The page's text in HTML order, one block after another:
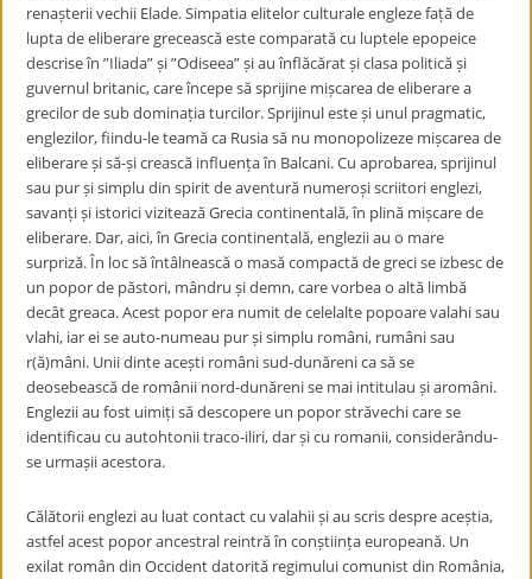
renașterii vechii Elade. Simpatia elitelor culturale engleze față de
lupta de eliberare grecească este comparată cu luptele epopeice
descrise în ”Iliada” și ”Odiseea” și au înflăcărat și clasa politică și
guvernul britanic, care începe să sprijine mișcarea de eliberare a
grecilor de sub dominația turcilor. Sprijinul este și unul pragmatic,
englezilor, fiindu-le teamă ca Rusia să nu monopolizeze mișcarea de
eliberare și să-și crească influența în Balcani. Cu aprobarea, sprijinul
sau pur și simplu din spirit de aventură numeroși scriitori englezi,
savanți și istorici vizitează Grecia continentală, în plină mișcare de
eliberare. Dar, aici, în Grecia continentală, englezii au o mare
surpriză. În loc să întâlnească o masă compactă de greci se izbesc de
un popor de păstori, mândru și demn, care vorbea o altă limbă
decât greaca. Acest popor era numit de celelalte popoare valahi sau
vlahi, iar ei se auto-numeau pur și simplu români, rumâni sau
r(ă)mâni. Unii dinte acești români sud-dunăreni ca să se
deosebească de românii nord-dunăreni se mai intitulau și aromâni.
Englezii au fost uimiți să descopere un popor străvechi care se
identificau cu autohtonii traco-iliri, dar și cu romanii, considerându-
se urmașii acestora.
Călătorii englezi au luat contact cu valahii și au scris despre aceștia,
astfel acest popor ancestral reintră în conștiința europeană. Un
exilat român din Occident datorită regimului comunist din România,